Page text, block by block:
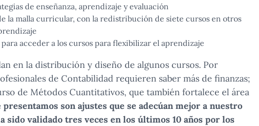
de enseñanza, aprendizaje y evaluación
la malla curricular, con la redistribución de siete cursos en otros
acceder a los cursos para flexibilizar el aprendizaje
en la distribución y diseño de algunos cursos. Por
de Contabilidad requieren saber más de finanzas;
de Métodos Cuantitativos, que también fortalece el área
presentamos son ajustes que se adecúan mejor a nuestro
a sido validado tres veces en los últimos 10 años por los